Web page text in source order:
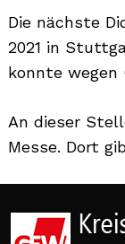
Die nächste
2021 in
konnte wegen
An dieser
Messe. Dort